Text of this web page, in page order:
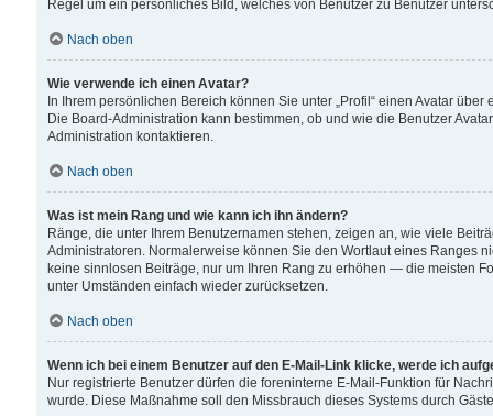
Regel um ein persönliches Bild, welches von Benutzer zu Benutzer
Nach oben
Wie verwende ich einen Avatar?
In Ihrem persönlichen Bereich können Sie unter „Profil“ einen Avatar
Die Board-Administration kann bestimmen, ob und wie die Benutzer
Administration kontaktieren.
Nach oben
Was ist mein Rang und wie kann ich ihn ändern?
Ränge, die unter Ihrem Benutzernamen stehen, zeigen an, wie viele
Administratoren. Normalerweise können Sie den Wortlaut eines Ranges
keine sinnlosen Beiträge, nur um Ihren Rang zu erhöhen — die meisten
unter Umständen einfach wieder zurücksetzen.
Nach oben
Wenn ich bei einem Benutzer auf den E-Mail-Link klicke, werde ich
Nur registrierte Benutzer dürfen die foreninterne E-Mail-Funktion für
wurde. Diese Maßnahme soll den Missbrauch dieses Systems durch